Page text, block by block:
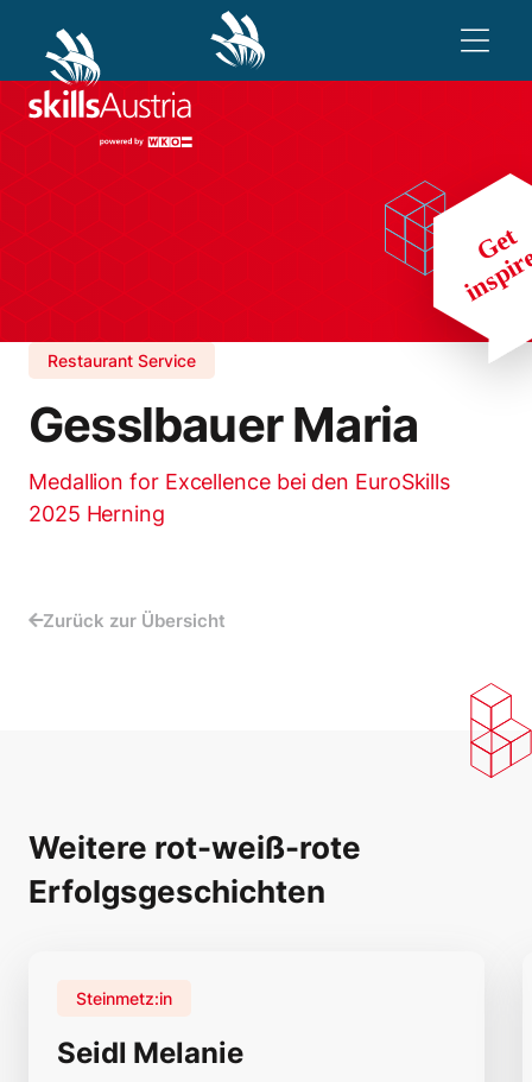
Restaurant Service
Gesslbauer Maria
Medallion for Excellence bei den EuroSkills
2025 Herning
Zurück zur Übersicht
Weitere rot-weiß-rote
Erfolgsgeschichten
Seidl Melanie
Steinmetz:in